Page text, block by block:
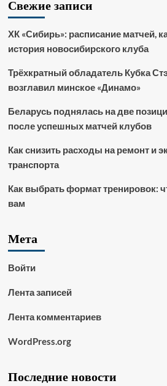
Свежие записи
ХК «Сибирь»: расписание матчей,
история новосибирского клуба
Трёхкратный обладатель Кубка
возглавил минское «Динамо»
Беларусь поднялась на две
после успешных матчей клубов
Как снизить расходы на ремонт и
транспорта
Как выбрать формат тренировок:
вам
Мета
Войти
Лента записей
Лента комментариев
WordPress.org
Последние новости